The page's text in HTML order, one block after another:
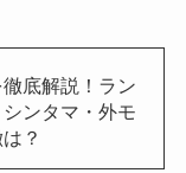
底解説！ラン
ンタマ・外モ
？